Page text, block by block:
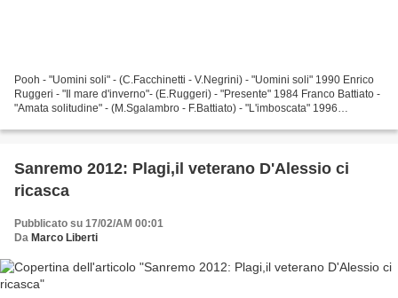
Pooh - "Uomini soli" - (C.Facchinetti - V.Negrini) - "Uomini soli" 1990 Enrico
Ruggeri - "Il mare d'inverno"- (E.Ruggeri) - "Presente" 1984 Franco Battiato -
"Amata solitudine" - (M.Sgalambro - F.Battiato) - "L'imboscata" 1996
Sanremo 2012: Plagi,il veterano D'Alessio ci
ricasca
Pubblicato su 17/02/AM 00:01
Da Marco Liberti